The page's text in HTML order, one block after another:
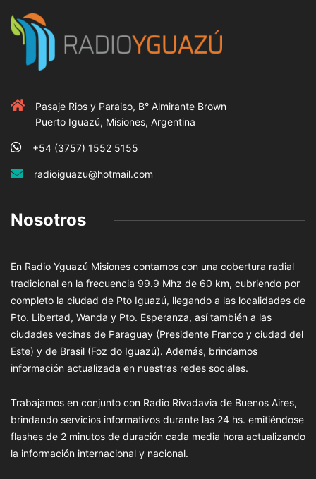
Pasaje Rios y Paraiso, B° Almirante Brown
Puerto Iguazú, Misiones, Argentina
+54 (3757) 1552 5155
radioiguazu@hotmail.com
Nosotros
En Radio Yguazú Misiones contamos con una cobertura radial
tradicional en la frecuencia 99.9 Mhz de 60 km, cubriendo por
completo la ciudad de Pto Iguazú, llegando a las localidades de
Pto. Libertad, Wanda y Pto. Esperanza, así también a las
ciudades vecinas de Paraguay (Presidente Franco y ciudad del
Este) y de Brasil (Foz do Iguazú). Además, brindamos
información actualizada en nuestras redes sociales.
Trabajamos en conjunto con Radio Rivadavia de Buenos Aires,
brindando servicios informativos durante las 24 hs. emitiéndose
flashes de 2 minutos de duración cada media hora actualizando
la información internacional y nacional.